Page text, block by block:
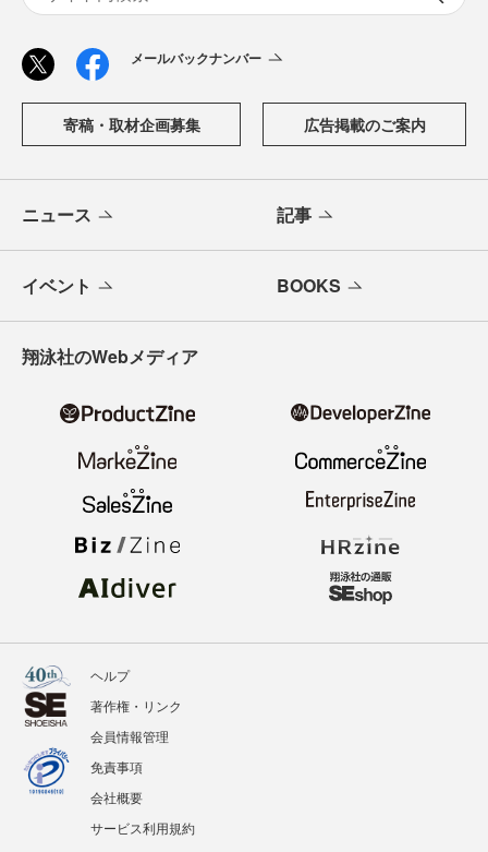
メールバックナンバー
寄稿・取材企画募集 広告掲載のご案内
ニュース 記事
イベント BOOKS
翔泳社のWebメディア
ヘルプ
著作権・リンク
会員情報管理
免責事項
会社概要
サービス利用規約